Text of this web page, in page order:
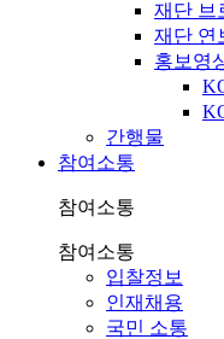
재단 브
재단 연
홍보영
간행물
참여소통
참여소통
참여소통
입찰정보
인재채용
국민 소통